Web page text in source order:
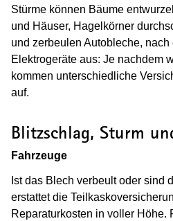
Stürme können Bäume
und Häuser, Hagelkörner
und zerbeulen Autobleche,
Elektrogeräte aus: Je nachdem
kommen unterschiedliche
auf.
Blitzschlag, Sturm
Fahrzeuge
Ist das Blech verbeult oder sind
erstattet die
Reparaturkosten in voller Höhe.